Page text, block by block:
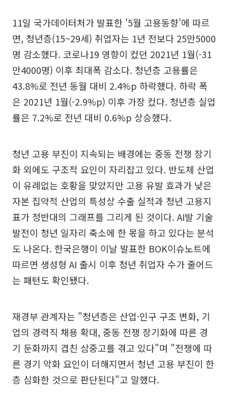
11일 국가데이터처가 발표한 '5월 고용동향'에 따르
면, 청년층(15~29세) 취업자는 1년 전보다 25만5000
명 감소했다. 코로나19 영향이 컸던 2021년 1월(-31
만4000명) 이후 최대폭 감소다. 청년층 고용률은
43.8%로 전년 동월 대비 2.4%p 하락했다. 하락 폭
은 2021년 1월(-2.9%p) 이후 가장 컸다. 청년층 실업
률은 7.2%로 전년 대비 0.6%p 상승했다.
청년 고용 부진이 지속되는 배경에는 중동 전쟁 장기
화 외에도 구조적 요인이 자리잡고 있다. 반도체 산업
이 유례없는 호황을 맞았지만 고용 유발 효과가 낮은
자본 집약적 산업의 특성상 수출 실적과 청년 고용지
표가 정반대의 그래프를 그리게 된 것이다. AI발 기술
발전이 청년 일자리 축소에 한 몫을 하고 있다는 분석
도 나온다. 한국은행이 이날 발표한 BOK이슈노트에
따르면 생성형 AI 출시 이후 청년 취업자 수가 줄어드
는 패턴도 확인됐다.
재경부 관계자는 "청년층은 산업·인구 구조 변화, 기
업의 경력직 채용 확대, 중동 전쟁 장기화에 따른 경
기 둔화까지 겹친 삼중고를 겪고 있다"며 "전쟁에 따
른 경기 악화 요인이 더해지면서 청년 고용 부진이 한
층 심화한 것으로 판단된다"고 말했다.